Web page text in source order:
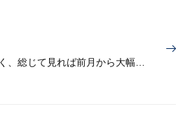
半耐久財とサービスが弱く、総じて見れば前月から大幅に減少